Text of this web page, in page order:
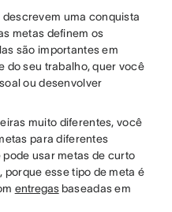
uma conquista
metas definem os
são importantes em
do seu trabalho, quer você
ou desenvolver
muito diferentes, você
para diferentes
usar metas de curto
, porque esse tipo de meta é
entregasbaseadas em